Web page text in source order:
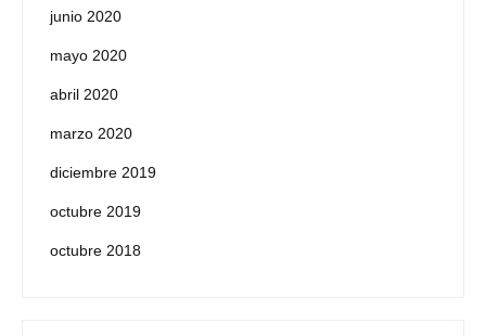
junio 2020
mayo 2020
abril 2020
marzo 2020
diciembre 2019
octubre 2019
octubre 2018